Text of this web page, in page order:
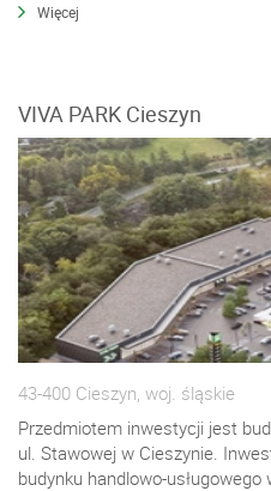
Więcej
VIVA PARK Cieszyn
43-400 Cieszyn, woj. śląskie
Przedmiotem inwestycji jest
ul. Stawowej w Cieszynie.
budynku handlowo-usługowego